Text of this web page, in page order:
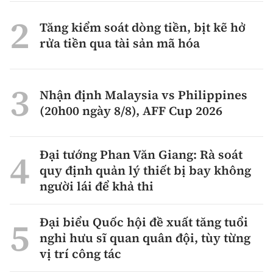
Tăng kiểm soát dòng tiền, bịt kẽ hở
rửa tiền qua tài sản mã hóa
Nhận định Malaysia vs Philippines
(20h00 ngày 8/8), AFF Cup 2026
Đại tướng Phan Văn Giang: Rà soát
quy định quản lý thiết bị bay không
người lái để khả thi
Đại biểu Quốc hội đề xuất tăng tuổi
nghỉ hưu sĩ quan quân đội, tùy từng
vị trí công tác